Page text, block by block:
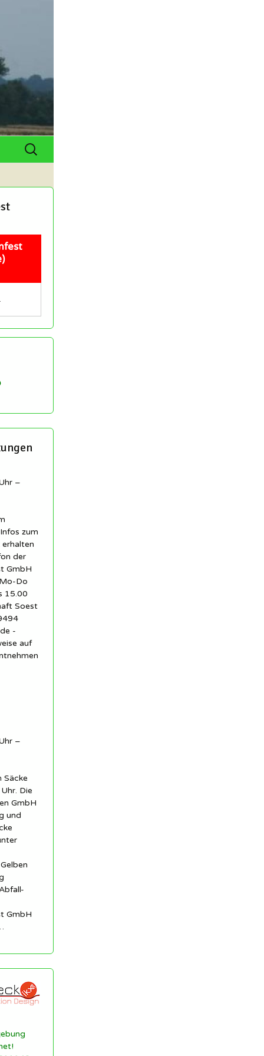
Suchen
nach:
–
zum
der
GmbH
Do
15.00
Soest
-
auf
–
Säcke
Die
GmbH
und
GmbH